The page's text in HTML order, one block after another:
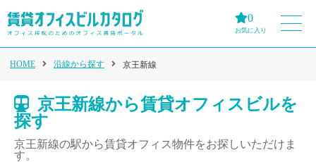
0
お気に入り
HOME 沿線から探す 京王新線
京王新線から賃貸オフィスビルを
探す
京王新線の駅から賃貸オフィス物件をお探しいただけま
す。